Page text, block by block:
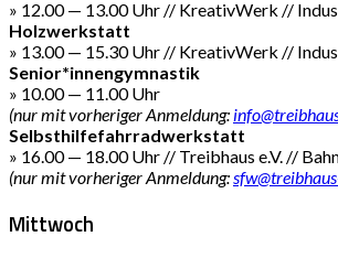
» 12.00 — 13.00 Uhr // KreativWerk //
Holzwerkstatt
» 13.00 — 15.30 Uhr // KreativWerk //
Senior*innengymnastik
» 10.00 — 11.00 Uhr
(nur mit vorheriger Anmeldung:
Selbsthilfefahrradwerkstatt
» 16.00 — 18.00 Uhr // Treibhaus e.V. //
(nur mit vorheriger Anmeldung:
Mittwoch